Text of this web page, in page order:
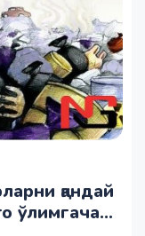
қандай
ўлимгача...